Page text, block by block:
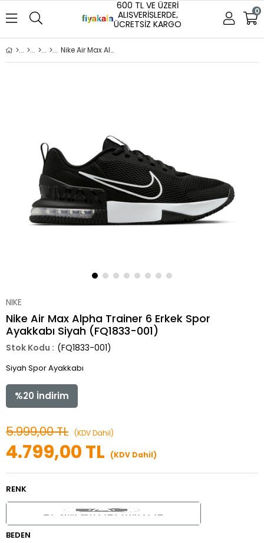
600 TL VE ÜZERİ
ALIŞVERİŞLERDE,
ÜCRETSİZ KARGO
0
Nike Air Max Alpha Trainer 6 Erkek Spor Ayakkabı Siyah (FQ1833-001)
NIKE
Nike Air Max Alpha Trainer 6 Erkek Spor
Ayakkabı Siyah (FQ1833-001)
(FQ1833-001)
Siyah Spor Ayakkabı
%20 İndirim
5.999,00 TL (KDV Dahil)
4.799,00 TL (KDV Dahil)
RENK
BEDEN